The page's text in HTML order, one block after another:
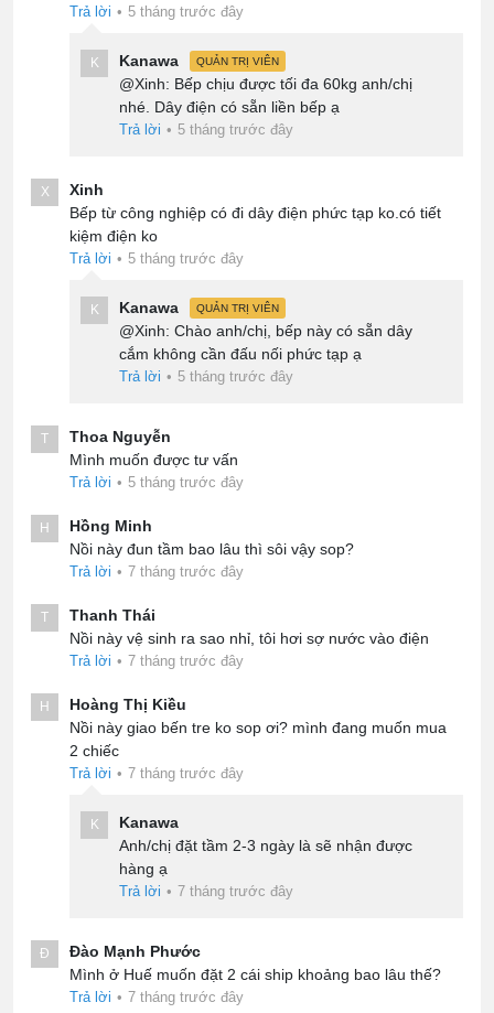
Trả lời • 5 tháng trước đây
K Kanawa QUẢN TRỊ VIÊN
@Xinh: Bếp chịu được tối đa 60kg anh/chị
nhé. Dây điện có sẵn liền bếp ạ
Trả lời • 5 tháng trước đây
X
Xinh
Bếp từ công nghiệp có đi dây điện phức tạp ko.có tiết
kiệm điện ko
Trả lời • 5 tháng trước đây
K Kanawa QUẢN TRỊ VIÊN
@Xinh: Chào anh/chị, bếp này có sẵn dây
cắm không cần đấu nối phức tạp ạ
Trả lời • 5 tháng trước đây
T
Thoa Nguyễn
Mình muốn được tư vấn
Trả lời • 5 tháng trước đây
H
Hồng Minh
Nồi này đun tầm bao lâu thì sôi vậy sop?
Trả lời • 7 tháng trước đây
T
Thanh Thái
Nồi này vệ sinh ra sao nhỉ, tôi hơi sợ nước vào điện
Trả lời • 7 tháng trước đây
H
Hoàng Thị Kiều
Nồi này giao bến tre ko sop ơi? mình đang muốn mua
2 chiếc
Trả lời • 7 tháng trước đây
K
Kanawa
Anh/chị đặt tầm 2-3 ngày là sẽ nhận được
hàng ạ
Trả lời • 7 tháng trước đây
Đ
Đào Mạnh Phước
Mình ở Huế muốn đặt 2 cái ship khoảng bao lâu thế?
Trả lời • 7 tháng trước đây